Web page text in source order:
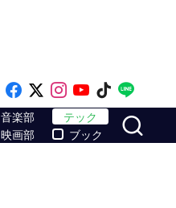
Like on Facebook
Follow on x
Follow on
Follow on
Follow
音楽部
映画部
テック
ブック